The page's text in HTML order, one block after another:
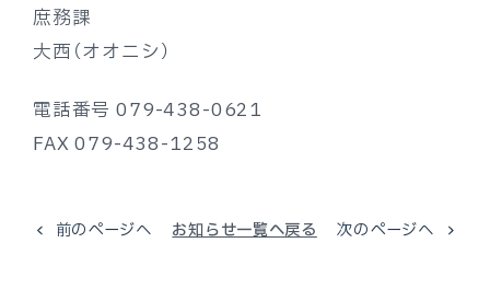
庶務課
大西（オオニシ）
電話番号 079-438-0621
FAX 079-438-1258
前のページへ お知らせ一覧へ戻る 次のページへ